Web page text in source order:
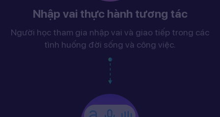
Nhập vai thực hành tương tác
Người học tham gia nhập vai và giao tiếp trong các
tình huống đời sống và công việc.